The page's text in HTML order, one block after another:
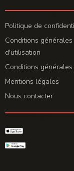
Politique de
Conditions générales
d'utilisation
Conditions
Mentions légales
Nous contacter